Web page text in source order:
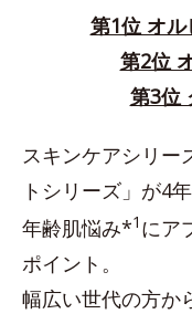
第1位 オ
第2位
第3位
スキンケアシリー
トシリーズ」が4
年齢肌悩み*1 にア
ポイント。
幅広い世代の方か